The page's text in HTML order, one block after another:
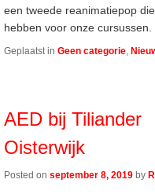
een tweede reanimatiepop
hebben voor onze cursussen.
Geplaatst in Geen categorie,
AED bij Tiliander
Oisterwijk
Posted onseptember 8, 2019 by